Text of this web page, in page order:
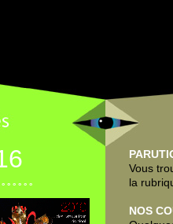
° ° ° ° °
Vous
la
NOS